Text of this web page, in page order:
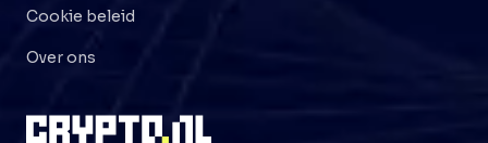
Cookie beleid
Over ons